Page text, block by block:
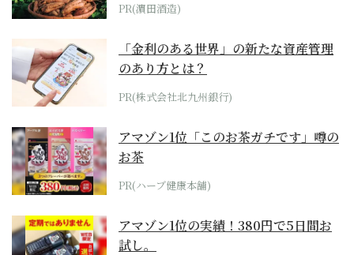
PR(濵田酒造)
「金利のある世界」の新たな資産管理
のあり方とは？
PR(株式会社北九州銀行)
アマゾン1位「このお茶ガチです」噂の
お茶
PR(ハーブ健康本舗)
アマゾン1位の実績！380円で5日間お
試し。